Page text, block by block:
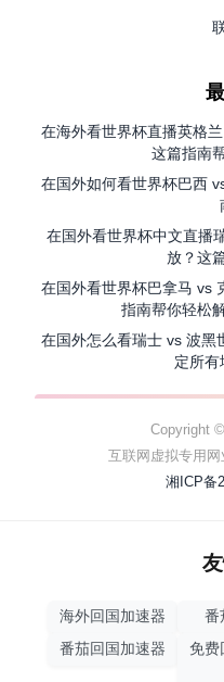
在海外看世界杯直播英格
这篇指南
在国外如何看世界杯巴西
在国外看世界杯中文直播
放？这
在国外看世界杯巴拿马 vs
指南帮你轻松
在国外怎么看瑞士 vs 波黑
定所有
Copyright
互联网虚拟专用
湘ICP备
海外回国加速器 番
番茄回国加速器
免费